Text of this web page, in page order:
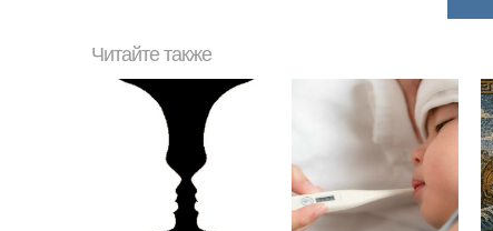
Читайте также